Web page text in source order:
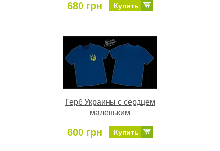
680 грн Купить
Герб Украины с сердцем
маленьким
600 грн Купить